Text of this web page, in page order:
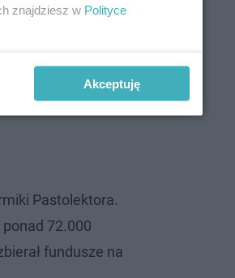
na
zgadzają się z
formie.
Pastolektora.
72.000
fundusze na
znajdziesz w Polityce
Akceptuję